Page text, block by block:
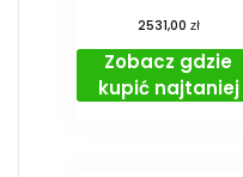
2531,00 zł
Zobacz gdzie
kupić najtaniej